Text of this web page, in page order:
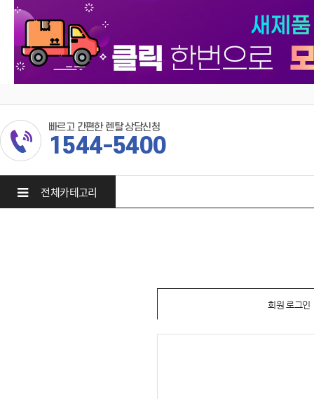
빠르고 간편한 렌탈 상담신청
1544-5400
전체카테고리
회원 로그인